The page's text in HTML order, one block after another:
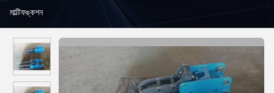
মাল্টিফঙ্কশন